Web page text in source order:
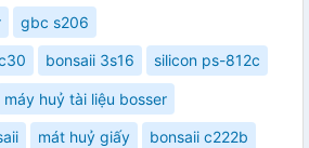
gbc s206
bonsaii 3s16 silicon ps-812c
máy huỷ tài liệu bosser
mát huỷ giấy bonsaii c222b